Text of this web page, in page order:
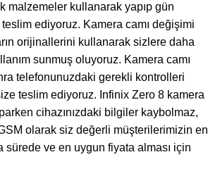
malzemeler kullanarak yapıp gün
ediyoruz. Kamera camı değişimi
orijinallerini kullanarak sizlere daha
sunmuş oluyoruz. Kamera camı
telefonunuzdaki gerekli kontrolleri
size teslim ediyoruz. Infinix Zero 8 kamera
cihazınızdaki bilgiler kaybolmaz,
olarak siz değerli müşterilerimizin en
sürede ve en uygun fiyata alması için